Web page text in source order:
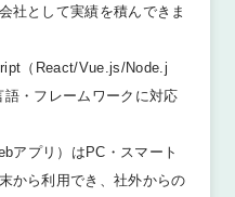
社として実績を積んできま
（React/Vue.js/Node.j
・フレームワークに対応
アプリ）はPC・スマート
から利用でき、社外からの